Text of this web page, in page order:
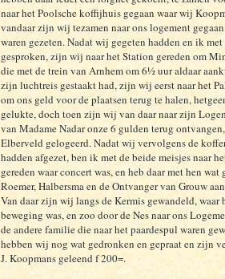
naar het Poolsche koffijhuis gegaan waar wij
vandaar zijn wij tezamen naar ons logement
waren gezeten. Nadat wij gegeten hadden en ik met
gesproken, zijn wij naar het Station gereden om
die met de trein van Arnhem om 6½ uur aldaar
zijn luchtreis gestaakt had, zijn wij eerst naar het
om ons geld voor de plaatsen terug te halen,
gelukte, doch toen zijn wij van daar naar zijn
van Madame Nadar onze 6 gulden terug
Elberveld gelogeerd. Nadat wij vervolgens de
hadden afgezet, ben ik met de beide meisjes naar
gereden waar concert was, en heb daar met hen wat
Roemer, Halbersma en de Ontvanger van Grouw
Van daar zijn wij langs de Kermis gewandeld, waar
beweging was, en zoo door de Nes naar ons
de andere familie die naar het paardespul waren
hebben wij nog wat gedronken en gepraat en zijn
J. Koopmans geleend f 200=.